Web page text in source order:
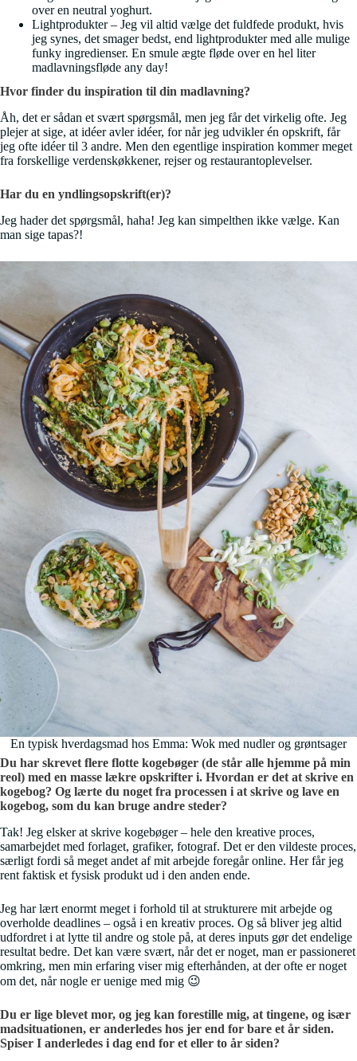
over en neutral yoghurt.
Lightprodukter – Jeg vil altid vælge det fuldfede produkt, hvis
jeg synes, det smager bedst, end lightprodukter med alle mulige
funky ingredienser. En smule ægte fløde over en hel liter
madlavningsfløde any day!
Hvor finder du inspiration til din madlavning?
Åh, det er sådan et svært spørgsmål, men jeg får det virkelig ofte. Jeg
plejer at sige, at idéer avler idéer, for når jeg udvikler én opskrift, får
jeg ofte idéer til 3 andre. Men den egentlige inspiration kommer meget
fra forskellige verdenskøkkener, rejser og restaurantoplevelser.
Har du en yndlingsopskrift(er)?
Jeg hader det spørgsmål, haha! Jeg kan simpelthen ikke vælge. Kan
man sige tapas?!
En typisk hverdagsmad hos Emma: Wok med nudler og grøntsager
Du har skrevet flere flotte kogebøger (de står alle hjemme på min
reol) med en masse lækre opskrifter i. Hvordan er det at skrive en
kogebog? Og lærte du noget fra processen i at skrive og lave en
kogebog, som du kan bruge andre steder?
Tak! Jeg elsker at skrive kogebøger – hele den kreative proces,
samarbejdet med forlaget, grafiker, fotograf. Det er den vildeste proces,
særligt fordi så meget andet af mit arbejde foregår online. Her får jeg
rent faktisk et fysisk produkt ud i den anden ende.
Jeg har lært enormt meget i forhold til at strukturere mit arbejde og
overholde deadlines – også i en kreativ proces. Og så bliver jeg altid
udfordret i at lytte til andre og stole på, at deres inputs gør det endelige
resultat bedre. Det kan være svært, når det er noget, man er passioneret
omkring, men min erfaring viser mig efterhånden, at der ofte er noget
om det, når nogle er uenige med mig 😉
Du er lige blevet mor, og jeg kan forestille mig, at tingene, og især
madsituationen, er anderledes hos jer end for bare et år siden.
Spiser I anderledes i dag end for et eller to år siden?